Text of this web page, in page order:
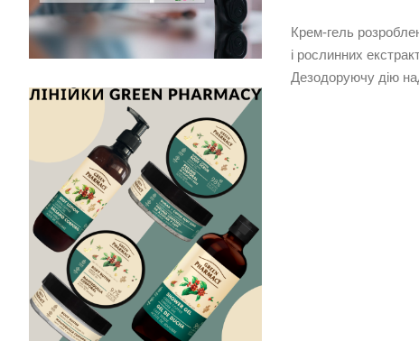
Крем-гель
і рослинних
Дезодоруючу дію